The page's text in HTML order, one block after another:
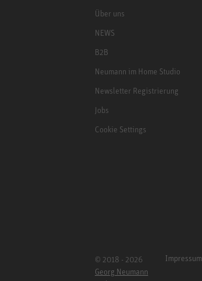
Über uns
NEWS
B2B
Neumann im Home Studio
Newsletter Registrierung
Jobs
Cookie Settings
© 2018 - 2026
Georg Neumann
Impressum